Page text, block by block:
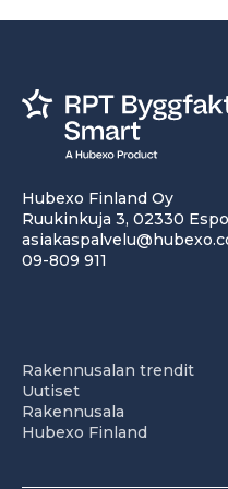
Hubexo Finland Oy
Ruukinkuja 3, 02330
09-809 911
Rakennusalan trendit
Uutiset
Rakennusala
Hubexo Finland